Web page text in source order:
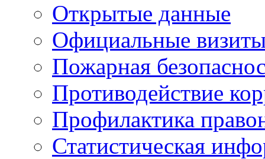
Открытые данные
Официальные
Пожарная
Противодействие
Профилактика
Статистическая